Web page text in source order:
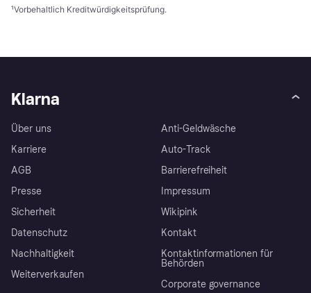
¹Vorbehaltlich Kreditwürdigkeitsprüfung.
Klarna
Über uns
Karriere
AGB
Presse
Sicherheit
Datenschutz
Nachhaltigkeit
Weiterverkaufen
Anti-Geldwäsche
Auto-Track
Barrierefreiheit
Impressum
Wikipink
Kontakt
Kontaktinformationen für
Behörden
Corporate governance